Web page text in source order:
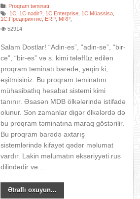
: Proqram təminatı
: 1C 1C nədir? 1C:Enterprise 1C:Müəssisə
1С:Предприятие ERP MRP
52914
Salam Dostlar! “Adin-es”, “adin-se”, “bir-
ce”, “bir-es” və s. kimi tələffüz edilən
proqram təminatı barədə, yəqin ki,
eşitmisiniz. Bu proqram təminatını
mühasibatlıq hesabat sistemi kimi
tanınır. Əsasən MDB ölkələrində istifadə
olunur. Son zamanlar digər ölkələrdə də
bu proqram təminatına maraq göstərilir.
Bu proqram barədə axtarış
sistemlərində kifayət qədər məlumat
vardır. Lakin məlumatın əksəriyyəti rus
dilindədir və ...
Ətraflı oxuyun...